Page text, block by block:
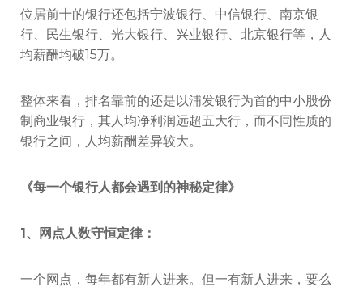
位居前十的银行还包括宁波银行、中信银行、南京银
行、民生银行、光大银行、兴业银行、北京银行等，人
均薪酬均破15万。
整体来看，排名靠前的还是以浦发银行为首的中小股份
制商业银行，其人均净利润远超五大行，而不同性质的
银行之间，人均薪酬差异较大。
《每一个银行人都会遇到的神秘定律》
1、网点人数守恒定律：
一个网点，每年都有新人进来。但一有新人进来，要么